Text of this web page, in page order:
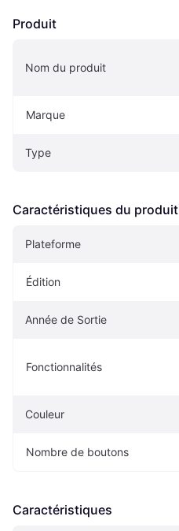
Produit
Nom du produit
Marque
Type
Caractéristiques du produit
Plateforme
Édition
Année de Sortie
Fonctionnalités
Couleur
Nombre de boutons
Caractéristiques